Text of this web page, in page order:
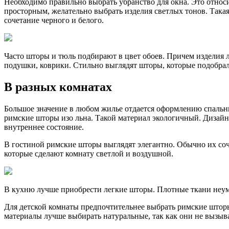
Необходимо правильно выбрать убранство для окна. Это
просторным, желательно выбрать изделия светлых тонов.
сочетание черного и белого.
Часто шторы и тюль подбирают в цвет обоев. Причем изделия
подушки, коврики. Стильно выглядят шторы, которые
В разных комнатах
Большое значение в любом жилье отдается оформлению
римские шторы изо льна. Такой материал экологичный.
внутреннее состояние.
В гостиной римские шторы выглядят элегантно. Обычно их
которые сделают комнату светлой и воздушной.
В кухню лучше приобрести легкие шторы. Плотные ткани
Для детской комнаты предпочтительнее выбрать римские
материалы лучше выбирать натуральные, так как они не